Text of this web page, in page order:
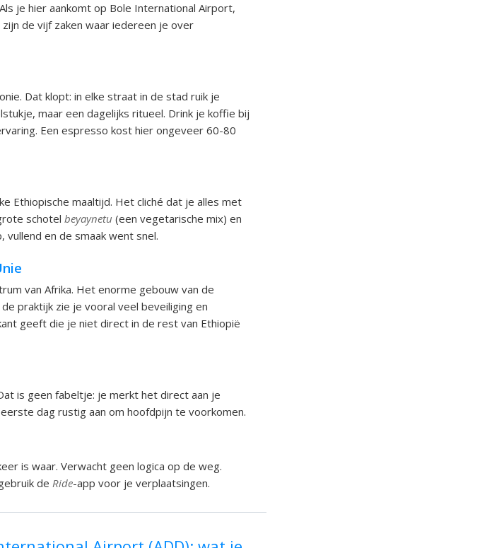
je hier aankomt op Bole International Airport,
de vijf zaken waar iedereen je over
Dat klopt: in elke straat in de stad ruik je
maar een dagelijks ritueel. Drink je koffie bij
Een espresso kost hier ongeveer 60-80
Ethiopische maaltijd. Het cliché dat je alles met
schotel beyaynetu (een vegetarische mix) en
en de smaak went snel.
van Afrika. Het enorme gebouw van de
praktijk zie je vooral veel beveiliging en
geeft die je niet direct in de rest van Ethiopië
is geen fabeltje: je merkt het direct aan je
dag rustig aan om hoofdpijn te voorkomen.
is waar. Verwacht geen logica op de weg.
de Ride-app voor je verplaatsingen.